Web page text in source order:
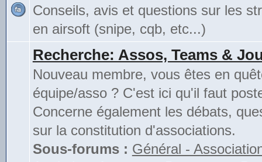
Conseils, avis et questions sur les
en airsoft (snipe, cqb, etc...)
Recherche: Assos, Teams &
Nouveau membre, vous êtes en
équipe/asso ? C'est ici qu'il faut
Concerne également les débats,
sur la constitution d'associations.
Sous-forums : Général -